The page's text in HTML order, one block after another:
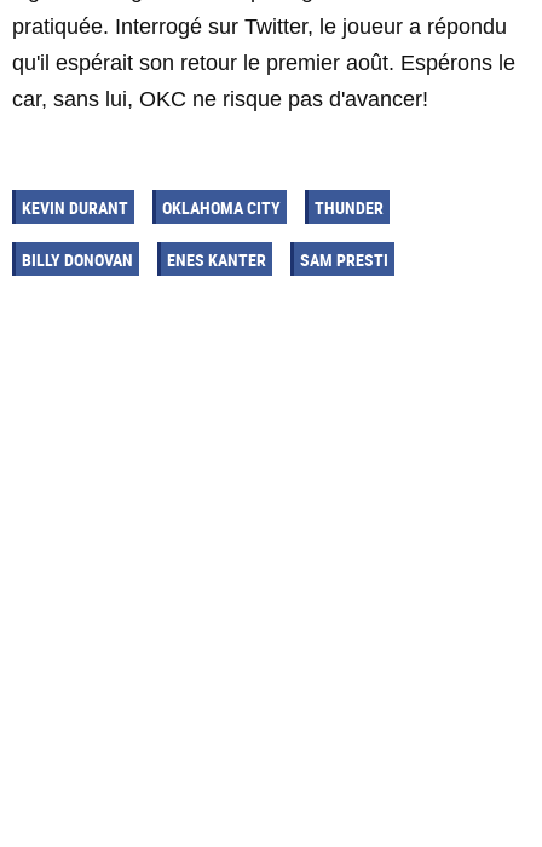
pratiquée. Interrogé sur Twitter, le joueur a répondu
qu'il espérait son retour le premier août. Espérons le
car, sans lui, OKC ne risque pas d'avancer!
KEVIN DURANT OKLAHOMA CITY THUNDER
BILLY DONOVAN ENES KANTER SAM PRESTI